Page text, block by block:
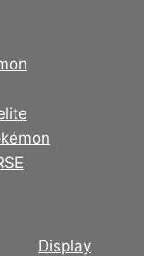
Display